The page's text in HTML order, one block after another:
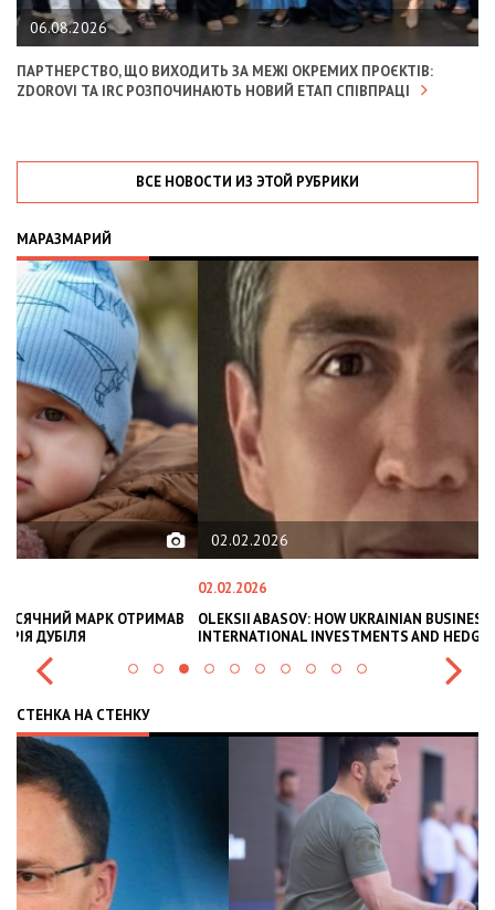
06.08.2026
ПАРТНЕРСТВО, ЩО ВИХОДИТЬ ЗА МЕЖІ ОКРЕМИХ ПРОЄКТІВ:
ZDOROVI ТА IRC РОЗПОЧИНАЮТЬ НОВИЙ ЕТАП СПІВПРАЦІ
ВСЕ НОВОСТИ ИЗ ЭТОЙ РУБРИКИ
МАРАЗМАРИЙ
02.02.2026
OLEKSII ABASOV: HOW UKRAINIAN BUSINESSES CAN ATTRACT
INTERNATIONAL INVESTMENTS AND HEDGE RISKS DURING WAR
СТЕНКА НА СТЕНКУ